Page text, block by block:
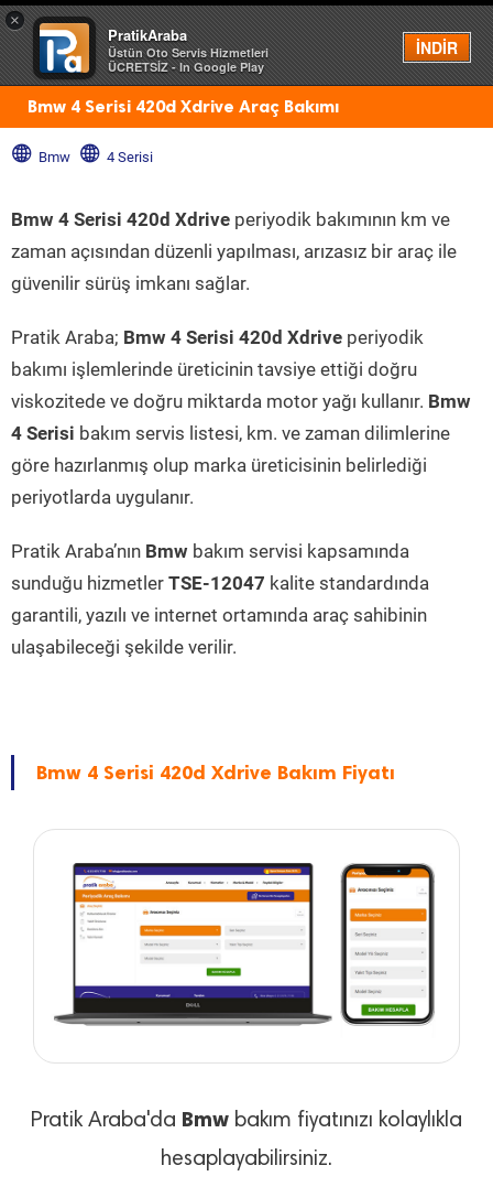
×
PratikAraba
Üstün Oto Servis Hizmetleri
ÜCRETSİZ - In Google Play
İNDİR
Menü
Bmw 4 Serisi 420d Xdrive Araç Bakımı
Bmw 4 Serisi
Bmw 4 Serisi 420d Xdrive periyodik bakımının km ve
zaman açısından düzenli yapılması, arızasız bir araç ile
güvenilir sürüş imkanı sağlar.
Pratik Araba; Bmw 4 Serisi 420d Xdrive periyodik
bakımı işlemlerinde üreticinin tavsiye ettiği doğru
viskozitede ve doğru miktarda motor yağı kullanır. Bmw
4 Serisi bakım servis listesi, km. ve zaman dilimlerine
göre hazırlanmış olup marka üreticisinin belirlediği
periyotlarda uygulanır.
Pratik Araba’nın Bmw bakım servisi kapsamında
sunduğu hizmetler TSE-12047 kalite standardında
garantili, yazılı ve internet ortamında araç sahibinin
ulaşabileceği şekilde verilir.
Bmw 4 Serisi 420d Xdrive Bakım Fiyatı
Pratik Araba'da Bmw bakım fiyatınızı kolaylıkla
hesaplayabilirsiniz.